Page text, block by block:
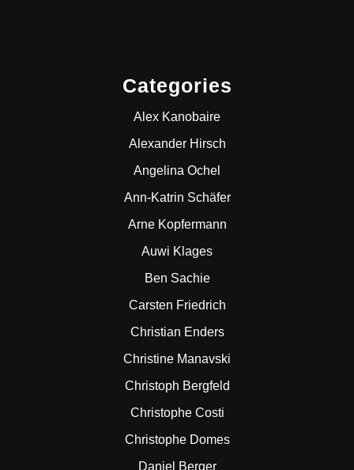
Categories
Alex Kanobaire
Alexander Hirsch
Angelina Ochel
Ann-Katrin Schäfer
Arne Kopfermann
Auwi Klages
Ben Sachie
Carsten Friedrich
Christian Enders
Christine Manavski
Christoph Bergfeld
Christophe Costi
Christophe Domes
Daniel Berger